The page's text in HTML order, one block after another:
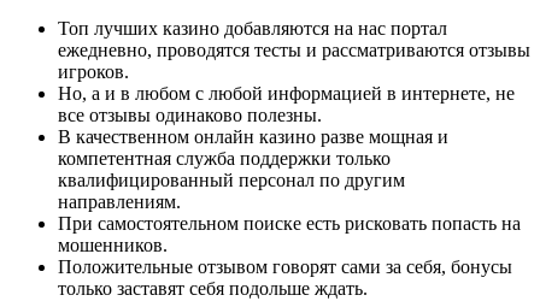
Топ лучших казино добавляются на нас портал
ежедневно, проводятся тесты и рассматриваются отзывы
игроков.
Но, а и в любом с любой информацией в интернете, не
все отзывы одинаково полезны.
В качественном онлайн казино разве мощная и
компетентная служба поддержки только
квалифицированный персонал по другим
направлениям.
При самостоятельном поиске есть рисковать попасть на
мошенников.
Положительные отзывом говорят сами за себя, бонусы
только заставят себя подольше ждать.